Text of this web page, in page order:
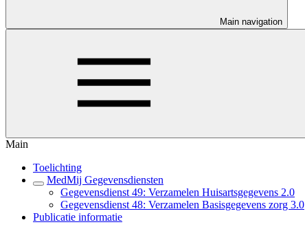
Main navigation
Main
Toelichting
MedMij Gegevensdiensten
Gegevensdienst 49: Verzamelen Huisartsgegevens 2.0
Gegevensdienst 48: Verzamelen Basisgegevens zorg 3.0
Publicatie informatie